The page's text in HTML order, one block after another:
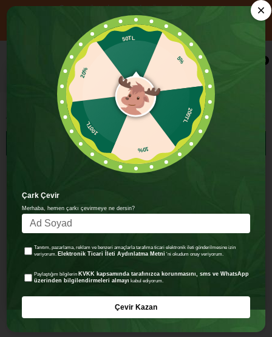
📦 1000₺ ÜZERİ ALIŞVERİŞE ÜCRETSİZ KARGO
YENİ ÜYELERE ÖZEL 750₺ ÜZERİ ALIŞVERİŞE 100 TL İNDİRİM!
KOD: HOSGELDIN100
0
Kahvaltılık Gevrek & Puf
Kahvaltılık Gevrek & Puf
FILTRELEME
SIRALAMA
Organik Tam Tahıllı ve Ballı
Kahvaltılık Gevrek - 80g
Organik Vegan Pancarlı ve
50TL
5%
200TL
10%
100TL
20%
Çark Çevir
Merhaba, hemen çarkı çevirmeye ne dersin?
Tanıtım, pazarlama, reklam ve benzeri amaçlarla tarafıma ticari elektronik ileti gönderilmesine izin
veriyorum. Elektronik Ticari İleti Aydınlatma Metni 'ni okudum onay veriyorum.
Paylaştığım bilgilerin KVKK kapsamında tarafınızca korunmasını, sms ve WhatsApp
üzerinden bilgilendirmeleri almayı kabul ediyorum.
Çevir Kazan